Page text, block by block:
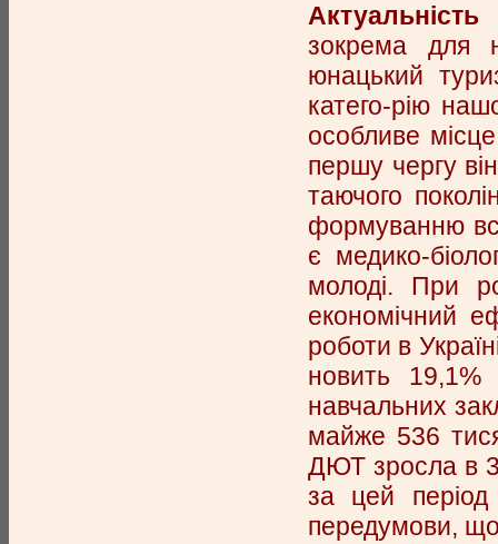
зокрема для
юнацький
катего-рію
особливе
першу чергу
таючого
формуванню
є медико-
молоді. При
економічний
роботи в
новить 19,1%
навчальних
майже 536
ДЮТ зросла в
за цей період
передумови,